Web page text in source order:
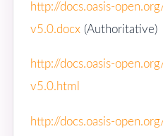
http://docs.oasis-
v5.0.docx (Authoritative)
http://docs.oasis-
v5.0.html
http://docs.oasis-